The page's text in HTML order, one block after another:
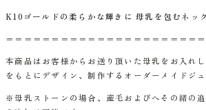
K10ゴールドの柔らかな輝きに 母乳を包むネッ
＝＝＝＝＝＝＝＝＝＝＝＝＝＝＝＝＝＝＝＝＝
本商品はお客様からお送り頂いた母乳をお入れし
をもとにデザイン、制作するオーダーメイドジュ
※母乳ストーンの場合、産毛およびへその緒の